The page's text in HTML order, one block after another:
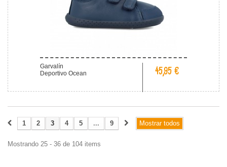
Garvalín
Deportivo Ocean
45,95 €
Mostrar todos
1 2 3 4 5 ... 9
Mostrando 25 - 36 de 104 items